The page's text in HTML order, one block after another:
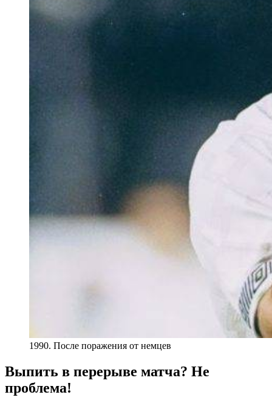
1990. После поражения от немцев
Выпить в перерыве матча? Не
проблема!